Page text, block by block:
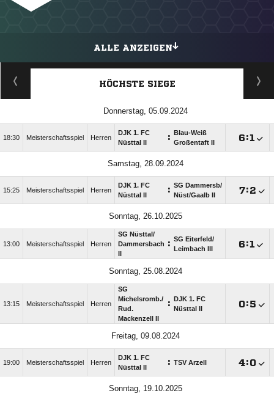
ALLE ANZEIGEN
HÖCHSTE SIEGE
Donnerstag, 05.09.2024
18:30 Meisterschaftsspiel Herren
DJK 1. FC
Nüsttal II
:
Blau-Weiß
Großentaft II
:
Samstag, 28.09.2024
15:25 Meisterschaftsspiel Herren
DJK 1. FC
Nüsttal II
: SG Dammersb/​
Nüst/​Gaalb II
:
Sonntag, 26.10.2025
13:00 Meisterschaftsspiel Herren
SG Nüsttal/​
Dammersbach : SG Eiterfeld/​
Leimbach III
:
Sonntag, 25.08.2024
13:15 Meisterschaftsspiel Herren
SG
Michelsromb./​
Rud.
Mackenzell II
:
DJK 1. FC
Nüsttal II
:
Freitag, 09.08.2024
19:00 Meisterschaftsspiel Herren
DJK 1. FC
Nüsttal II
: TSV Arzell :
Sonntag, 19.10.2025